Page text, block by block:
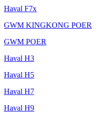
Haval F7x
GWM KINGKONG POER
GWM POER
Haval H3
Haval H5
Haval H7
Haval H9